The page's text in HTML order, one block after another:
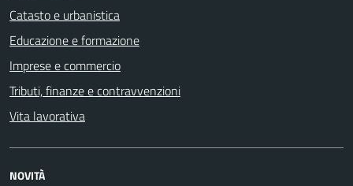
Catasto e urbanistica
Educazione e formazione
Imprese e commercio
Tributi, finanze e contravvenzioni
Vita lavorativa
NOVITÀ